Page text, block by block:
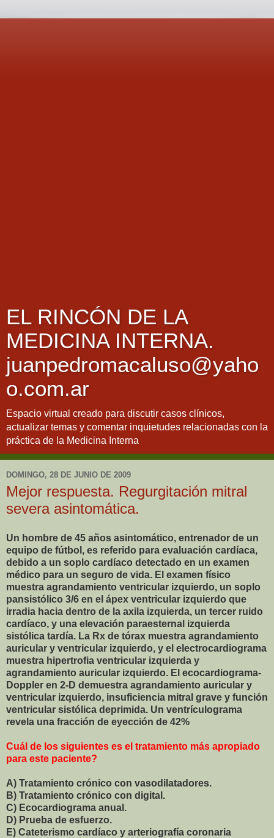
EL RINCÓN DE LA
MEDICINA INTERNA.
juanpedromacaluso@yaho
o.com.ar
Espacio virtual creado para discutir casos clínicos,
actualizar temas y comentar inquietudes relacionadas con la
práctica de la Medicina Interna
DOMINGO, 28 DE JUNIO DE 2009
Mejor respuesta. Regurgitación mitral
severa asintomática.
Un hombre de 45 años asintomático, entrenador de un
equipo de fútbol, es referido para evaluación cardíaca,
debido a un soplo cardíaco detectado en un examen
médico para un seguro de vida. El examen físico
muestra agrandamiento ventricular izquierdo, un soplo
pansistólico 3/6 en el ápex ventricular izquierdo que
irradia hacia dentro de la axila izquierda, un tercer ruido
cardíaco, y una elevación paraesternal izquierda
sistólica tardía. La Rx de tórax muestra agrandamiento
auricular y ventricular izquierdo, y el electrocardiograma
muestra hipertrofia ventricular izquierda y
agrandamiento auricular izquierdo. El ecocardiograma-
Doppler en 2-D demuestra agrandamiento auricular y
ventricular izquierdo, insuficiencia mitral grave y función
ventricular sistólica deprimida. Un ventrículograma
revela una fracción de eyección de 42%
Cuál de los siguientes es el tratamiento más apropiado
para este paciente?
A) Tratamiento crónico con vasodilatadores.
B) Tratamiento crónico con digital.
C) Ecocardiograma anual.
D) Prueba de esfuerzo.
E) Cateterismo cardíaco y arteriografía coronaria